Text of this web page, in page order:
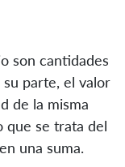
son cantidades
parte, el valor
de la misma
que se trata del
una suma.